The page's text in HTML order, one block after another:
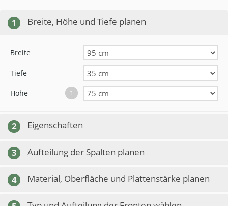
1 Breite, Höhe und Tiefe planen
Breite
Tiefe
Höhe ?
2 Eigenschaften
3 Aufteilung der Spalten planen
4 Material, Oberfläche und Plattenstärke planen